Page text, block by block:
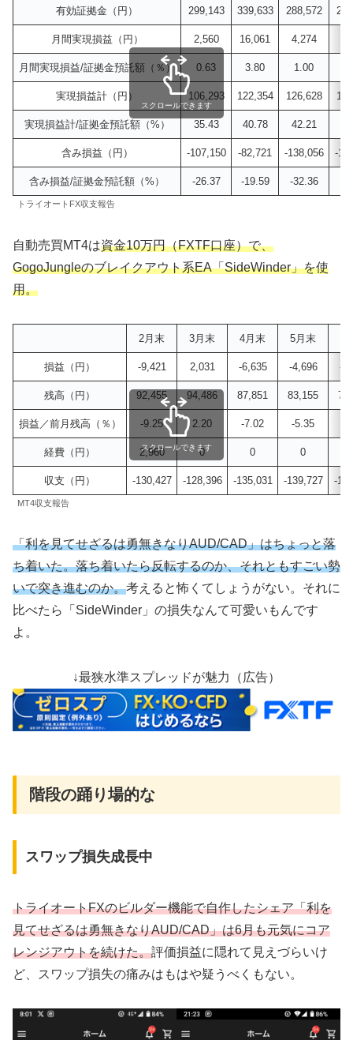
有効証拠金（円） 299,143 339,633 288,572
月間実現損益（円） 2,560 16,061 4,274
月間実現損益/証拠金預託額（％） 0.63 3.80 1.00
実現損益計（円） 106,293 122,354 126,628
実現損益計/証拠金預託額（%） 35.43 40.78 42.21
含み損益（円） -107,150 -82,721 -138,056 -
含み損益/証拠金預託額（%） -26.37 -19.59 -32.36
スクロールできます
トライオートFX収支報告
自動売買MT4は資金10万円（FXTF口座）で、
GogoJungleのブレイクアウト系EA「SideWinder」を使
用。
2月末 3月末 4月末 5月末
損益（円） -9,421 2,031 -6,635 -4,696 -
残高（円） 92,455 94,486 87,851 83,155
損益／前月残高（％） -9.25 2.20 -7.02 -5.35
経費（円） 2,960 0 0 0
収支（円） -130,427 -128,396 -135,031 -139,727 -
スクロールできます
MT4収支報告
「利を見てせざるは勇無きなりAUD/CAD」はちょっと落
ち着いた。落ち着いたら反転するのか、それともすごい勢
いで突き進むのか。考えると怖くてしょうがない。それに
比べたら「SideWinder」の損失なんて可愛いもんです
よ。
↓最狭水準スプレッドが魅力（広告）
階段の踊り場的な
スワップ損失成長中
トライオートFXのビルダー機能で自作したシェア「利を
見てせざるは勇無きなりAUD/CAD」は6月も元気にコア
レンジアウトを続けた。評価損益に隠れて見えづらいけ
ど、スワップ損失の痛みはもはや疑うべくもない。